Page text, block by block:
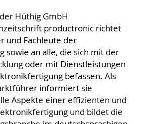
Hüthig GmbH
productronic richtet
und Fachleute der
sowie an alle, die sich mit der
oder mit Dienstleistungen
befassen. Als
informiert sie
Aspekte einer effizienten und
und bildet die